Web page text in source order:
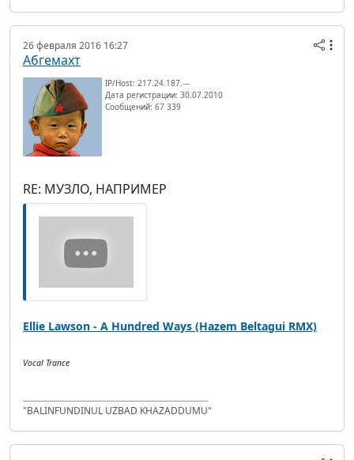
26 февраля 2016 16:27
Абгемахт
IP/Host: 217.24.187.---
Дата регистрации: 30.07.2010
Сообщений: 67 339
RE: МУЗЛО, НАПРИМЕР
Ellie Lawson - A Hundred Ways (Hazem Beltagui RMX)
Vocal Trance
"BALINFUNDINUL UZBAD KHAZADDUMU"